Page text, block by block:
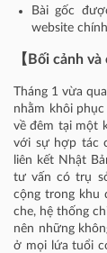
Bài gốc
website
【Bối cảnh
Tháng 1 vừa
nhằm khôi
về đêm tại một
với sự hợp tác
liên kết Nhật
tư vấn có trụ
cộng trong khu
che, hệ thống
nên những
ở mọi lứa tuổi